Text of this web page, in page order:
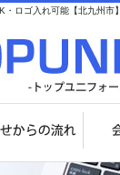
ロゴ入れ可能【北九州市】